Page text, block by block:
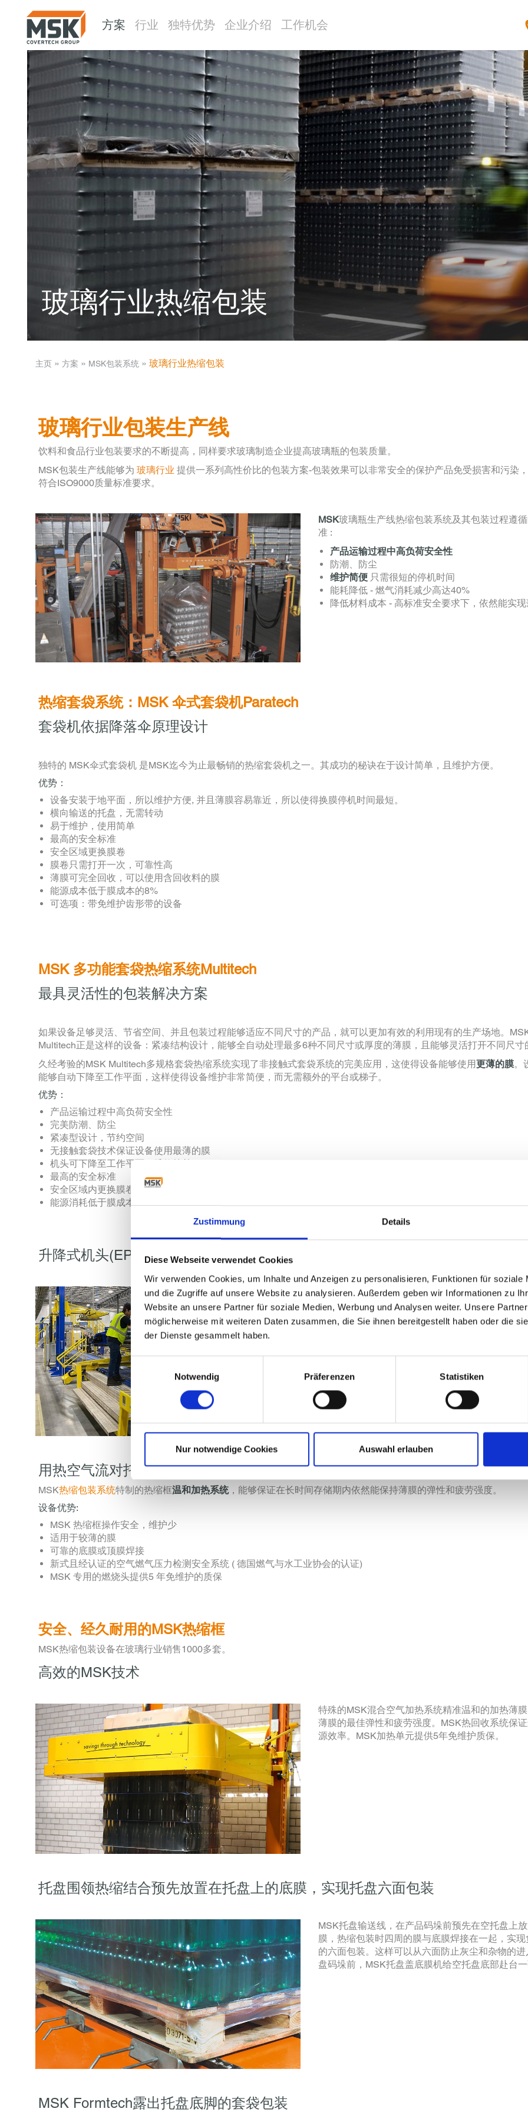
Zustimmung Details
Diese Webseite verwendet Cookies
Wir verwenden Cookies, um Inhalte und Anzeigen zu personalisieren, Funktionen für soziale
und die Zugriffe auf unsere Website zu analysieren. Außerdem geben wir Informationen zu
Website an unsere Partner für soziale Medien, Werbung und Analysen weiter. Unsere
möglicherweise mit weiteren Daten zusammen, die Sie ihnen bereitgestellt haben oder die
der Dienste gesammelt haben.
Einwilligungsauswahl
Notwendig
Präferenzen Statistiken
Nur notwendige Cookies Auswahl erlauben
方案 行业 独特优势 企业介绍 工作机会
玻璃行业热缩包装
主页­ » ­ 方案 ­ » ­ MSK包装系统­ » ­ 玻璃行业热缩包装
玻璃行业包装生产线
饮料和食品行业包装要求的不断提高，同样要求玻璃制造企业提高玻璃瓶的包装质量。
MSK包装生产线能够为 玻璃行业 提供一系列高性价比的包装方案-包装效果可以非常安全的保护产品免受损害和污染
符合ISO9000质量标准要求。
MSK玻璃瓶生产线热缩包装系统及其包装过程遵
准 :
产品运输过程中高负荷安全性
防潮、防尘
维护简便 只需很短的停机时间
能耗降低 - 燃气消耗减少高达40%
降低材料成本 - 高标准安全要求下，依然能实
热缩套袋系统：MSK 伞式套袋机Paratech
套袋机依据降落伞原理设计
独特的 MSK伞式套袋机 是MSK迄今为止最畅销的热缩套袋机之一。其成功的秘诀在于设计简单，且维护方便。
优势：
设备安装于地平面，所以维护方便, 并且薄膜容易靠近，所以使得换膜停机时间最短。
横向输送的托盘，无需转动
易于维护，使用简单
最高的安全标准
安全区域更换膜卷
膜卷只需打开一次，可靠性高
薄膜可完全回收，可以使用含回收料的膜
能源成本低于膜成本的8%
可选项：带免维护齿形带的设备
MSK 多功能套袋热缩系统Multitech
最具灵活性的包装解决方案
如果设备足够灵活、节省空间、并且包装过程能够适应不同尺寸的产品，就可以更加有效的利用现有的生产场地。
Multitech正是这样的设备：紧凑结构设计，能够全自动处理最多6种不同尺寸或厚度的薄膜，且能够灵活打开不同尺寸
久经考验的MSK Multitech多规格套袋热缩系统实现了非接触式套袋系统的完美应用，这使得设备能够使用更薄的膜。
能够自动下降至工作平面，这样使得设备维护非常简便，而无需额外的平台或梯子。
优势：
产品运输过程中高负荷安全性
完美防潮、防尘
紧凑型设计，节约空间
无接触套袋技术保证设备使用最薄的膜
机头可下降至工作平面，维修简单
最高的安全标准
安全区域内更换膜卷
能源消耗低于膜成本的8%
升降式机头(EP 2 336 034)，机头维护和焊接臂更换简便
Multitech套袋机的机头可以下降到操作人员的工
样无需额外的梯子或机头工作平台，设备机头维
作友好。这使得整个设备维护简单快速。
用热空气流对托盘热缩包装
MSK热缩包装系统特制的热缩框温和加热系统，能够保证在长时间存储期内依然能保持薄膜的弹性和疲劳强度。
设备优势:
MSK 热缩框操作安全，维护少
适用于较薄的膜
可靠的底膜或顶膜焊接
新式且经认证的空气燃气压力检测安全系统 ( 德国燃气与水工业协会的认证)
MSK 专用的燃烧头提供5 年免维护的质保
安全、经久耐用的MSK热缩框
MSK热缩包装设备在玻璃行业销售1000多套。
高效的MSK技术
特殊的MSK混合空气加热系统精准温和的加热薄
薄膜的最佳弹性和疲劳强度。MSK热回收系统保
源效率。MSK加热单元提供5年免维护质保。
托盘围领热缩结合预先放置在托盘上的底膜，实现托盘六面包装
MSK托盘输送线，在产品码垛前预先在空托盘上
膜，热缩包装时四周的膜与底膜焊接在一起，实现
的六面包装。这样可以从六面防止灰尘和杂物的
盘码垛前，MSK托盘盖底膜机给空托盘底部赴台一
MSK Formtech露出托盘底脚的套袋包装